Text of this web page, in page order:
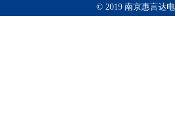
© 2019 南京惠言达